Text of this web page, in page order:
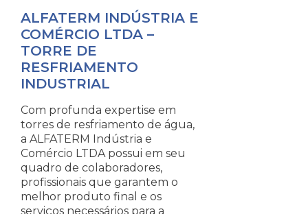
ALFATERM INDÚSTRIA E
COMÉRCIO LTDA –
TORRE DE
RESFRIAMENTO
INDUSTRIAL
Com profunda expertise em
torres de resfriamento de água,
a ALFATERM Indústria e
Comércio LTDA possui em seu
quadro de colaboradores,
profissionais que garantem o
melhor produto final e os
serviços necessários para a